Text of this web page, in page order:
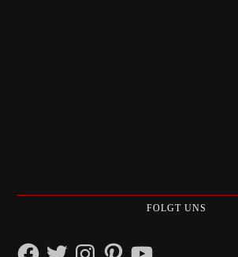
FOLGT UNS
FacebookTwitterInstagramPinterestYouTube